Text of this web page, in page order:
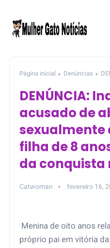
Página inicial Denúncias
abusar sexualmente da própria
conquista na Bahia
DENÚNCIA:
acusado de
sexualmente
filha de 8
da conquista
Catwoman fevereiro 16,
Menina de oito anos
próprio pai em vitória